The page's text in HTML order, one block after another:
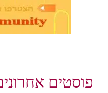
פוסטים